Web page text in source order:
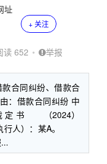
址
+ 关注
读 652 • 举报
合同纠纷、借款合
借款合同纠纷 中
定 书 （2024）
行人）：某A。